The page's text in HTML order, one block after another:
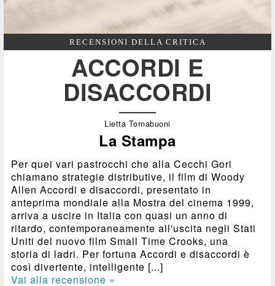
RECENSIONI DELLA CRITICA
ACCORDI E
DISACCORDI
Lietta Tornabuoni
La Stampa
Per quei vari pastrocchi che alla Cecchi Gori
chiamano strategie distributive, il film di Woody
Allen Accordi e disaccordi, presentato in
anteprima mondiale alla Mostra del cinema 1999,
arriva a uscire in Italia con quasi un anno di
ritardo, contemporaneamente all'uscita negli Stati
Uniti del nuovo film Small Time Crooks, una
storia di ladri. Per fortuna Accordi e disaccordi è
così divertente, intelligente [...]
Vai alla recensione »